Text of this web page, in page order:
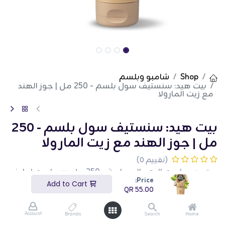
Price:
55.00
Home
Search
Brands
Account
Shop شامبو وبلسم
بيت هيد: سنستيف سول بلسم - 250 مل | جوز الهند
مع زيت المارولا
بيت هيد: سنستيف سول بلسم - 250
مل | جوز الهند مع زيت المارولا
(تقييم 0)
بيت هيد بلسم الروح الحساسة - 250 مل هو بلسم لطيف
ومغذي مصمم للحيوانات الأليفة ذات البشرة الحساسة.
يقوم هذا البلسم بوزن 250 مل بتهدئة وترطيب المعطف،
مما يجعله ناعمًا ولامعًا. إنه مثالي للاستخدام المنتظم
ويساعد في الحفاظ على معطف صحي. هذا المنتج مثالي
لأصحاب الحيوانات الأليفة الذين يبحثون عن حل لطيف
وفعال لتكييف حيواناتهم الحساسة.